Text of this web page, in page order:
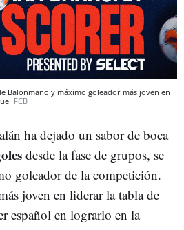
Balonmano y máximo goleador más joven en
FCB
ha dejado un sabor de boca
desde la fase de grupos, se
goleador de la competición.
joven en liderar la tabla de
español en lograrlo en la